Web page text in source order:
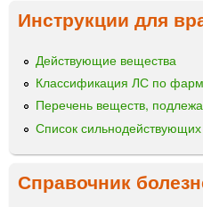
Инструкции для
Действующие вещества
Классификация ЛС по
Перечень веществ,
Список
Справочник